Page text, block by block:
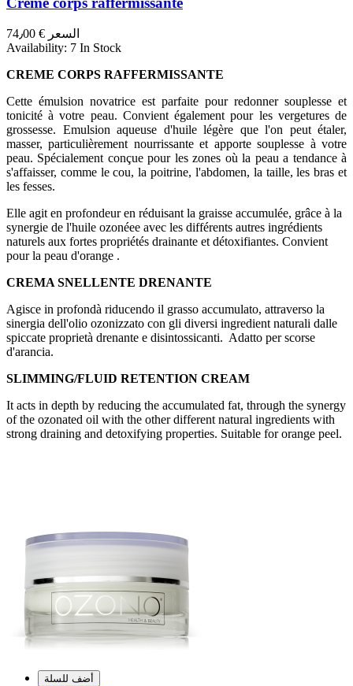
السعر € 74٫00
Availability: 7 In Stock
CREME CORPS RAFFERMISSANTE
Cette émulsion novatrice est parfaite pour redonner souplesse et
tonicité à votre peau. Convient également pour les vergetures de
grossesse. Emulsion aqueuse d'huile légère que l'on peut étaler,
masser, particulièrement nourrissante et apporte souplesse à votre
peau. Spécialement conçue pour les zones où la peau a tendance à
s'affaisser, comme le cou, la poitrine, l'abdomen, la taille, les bras et
les fesses.
Elle agit en profondeur en réduisant la graisse accumulée, grâce à la
synergie de l'huile ozonéee avec les différents autres ingrédients
naturels aux fortes propriétés drainante et détoxifiantes. Convient
pour la peau d'orange .
CREMA SNELLENTE DRENANTE
Agisce in profondà riducendo il grasso accumulato, attraverso la
sinergia dell'olio ozonizzato con gli diversi ingredient naturali dalle
spiccate proprietà drenante e disintossicanti. Adatto per scorse
d'arancia.
SLIMMING/FLUID RETENTION CREAM
It acts in depth by reducing the accumulated fat, through the synergy
of the ozonated oil with the other different natural ingredients with
strong draining and detoxifying properties. Suitable for orange peel.
أضف للسلة